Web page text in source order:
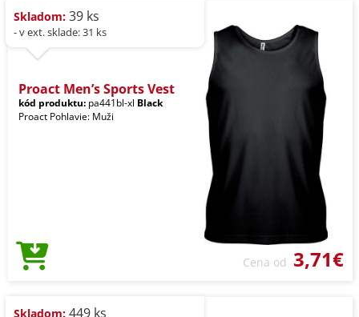
Skladom: 39 ks
- v ext. sklade: 31 ks
Proact Men’s Sports Vest
kód produktu: pa441bl-xl Black
Proact Pohlavie: Muži
Cena od 3,71€
Skladom: 449 ks